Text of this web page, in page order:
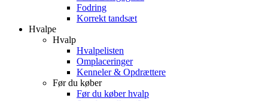
Fodring
Korrekt tandsæt
Hvalpe
Hvalp
Hvalpelisten
Omplaceringer
Kenneler & Opdrættere
Før du køber
Før du køber hvalp